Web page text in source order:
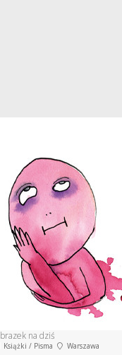
na dziś
Książki / Pisma Warszawa